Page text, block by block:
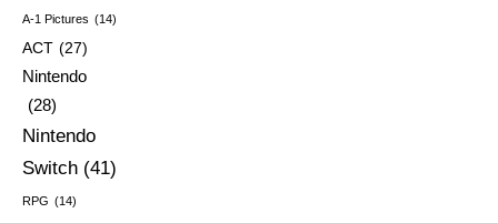
A-1 Pictures (14)
ACT (27)
Nintendo
(28)
Nintendo
Switch (41)
RPG (14)